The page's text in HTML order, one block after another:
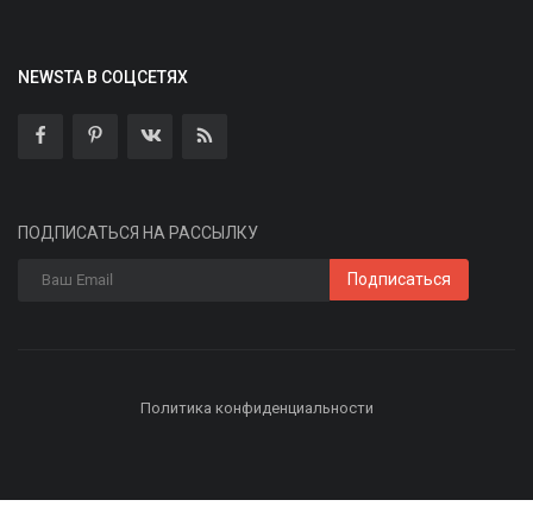
NEWSTA В СОЦСЕТЯХ
ПОДПИСАТЬСЯ НА РАССЫЛКУ
Подписаться
Политика конфиденциальности